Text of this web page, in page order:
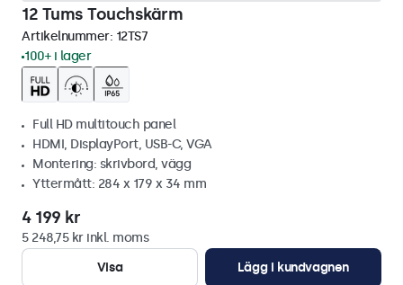
12 Tums Touchskärm
Artikelnummer: 12TS7
100+ i lager
Full HD multitouch panel
HDMI, DisplayPort, USB-C, VGA
Montering: skrivbord, vägg
Yttermått: 284 x 179 x 34 mm
4 199 kr
5 248,75 kr inkl. moms
Visa
Lägg i kundvagnen